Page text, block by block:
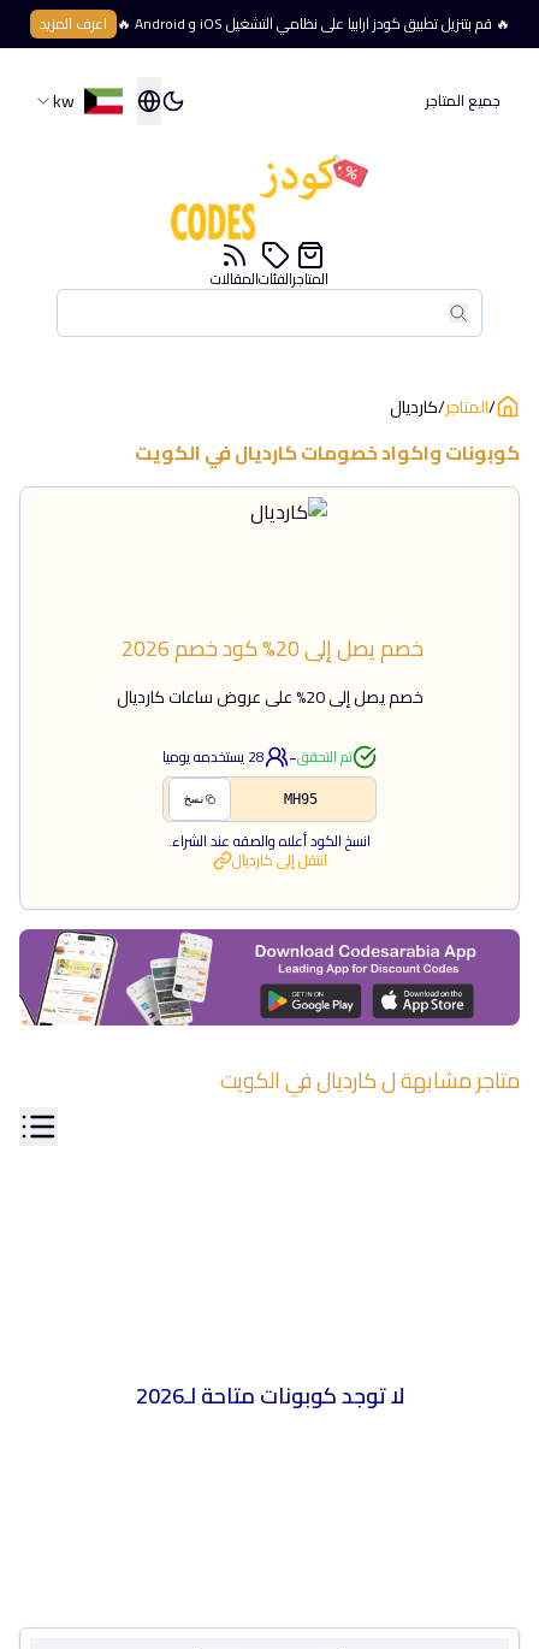
🔥 قم بتنزيل تطبيق كودز ارابيا على نظامي التشغيل iOS و Android 🔥 اعرف المزيد
جميع المتاجر kw
بحث
بحث
المتاجرالفئاتالمقالات
/المتاجر/كارديال
كوبونات واكواد خصوماتكارديالفيالكويت
خصم يصل إلى 20% كود خصم2026
خصم يصل إلى 20% على عروض ساعات كارديال
تم التحقق-
28يستخدمه يوميا
MH95 نسخ
انسخ الكود أعلاه والصقه عند الشراء.
انتقل إلىكارديال
متاجر مشابهة لكارديالفيالكويت
لا توجد كوبونات متاحة لـ2026